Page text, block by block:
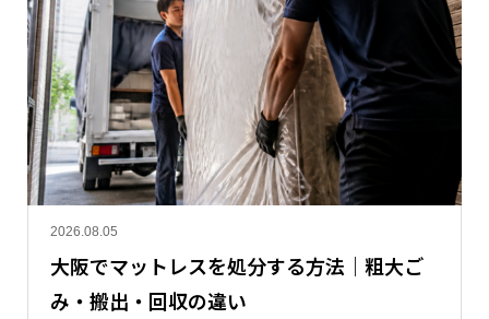
2026.08.05
大阪でマットレスを処分する方法｜粗大ご
み・搬出・回収の違い